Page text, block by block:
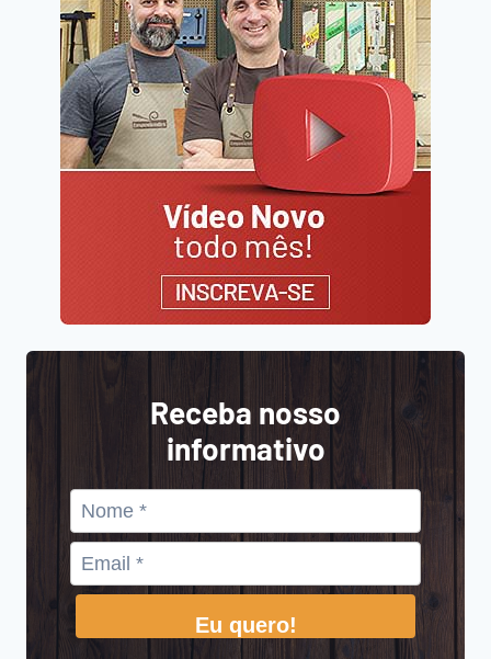
Receba nosso
informativo
Eu quero!